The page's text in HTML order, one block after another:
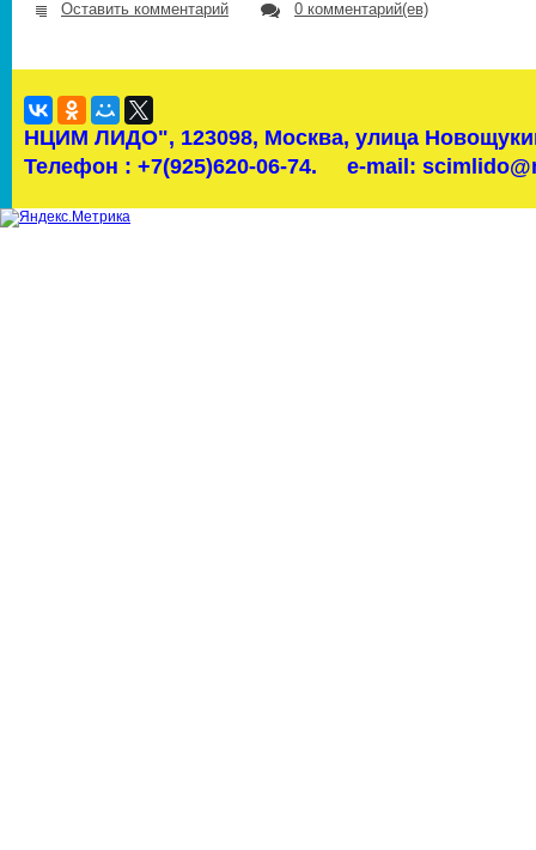
Оставить комментарий 0 комментарий(ев)
НЦИМ ЛИДО", 123098, Москва, улица
Телефон : +7(925)620-06-74.
e-mail: